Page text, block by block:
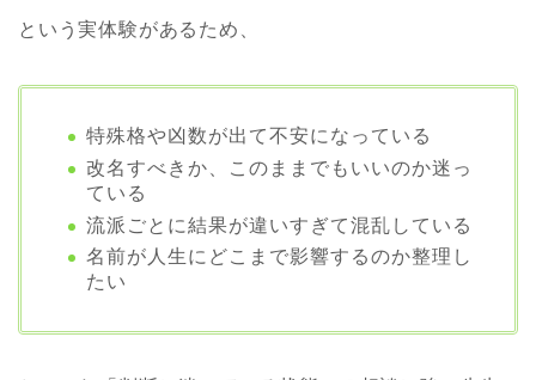
という実体験があるため、
特殊格や凶数が出て不安になっている
改名すべきか、このままでもいいのか迷っ
ている
流派ごとに結果が違いすぎて混乱している
名前が人生にどこまで影響するのか整理し
たい